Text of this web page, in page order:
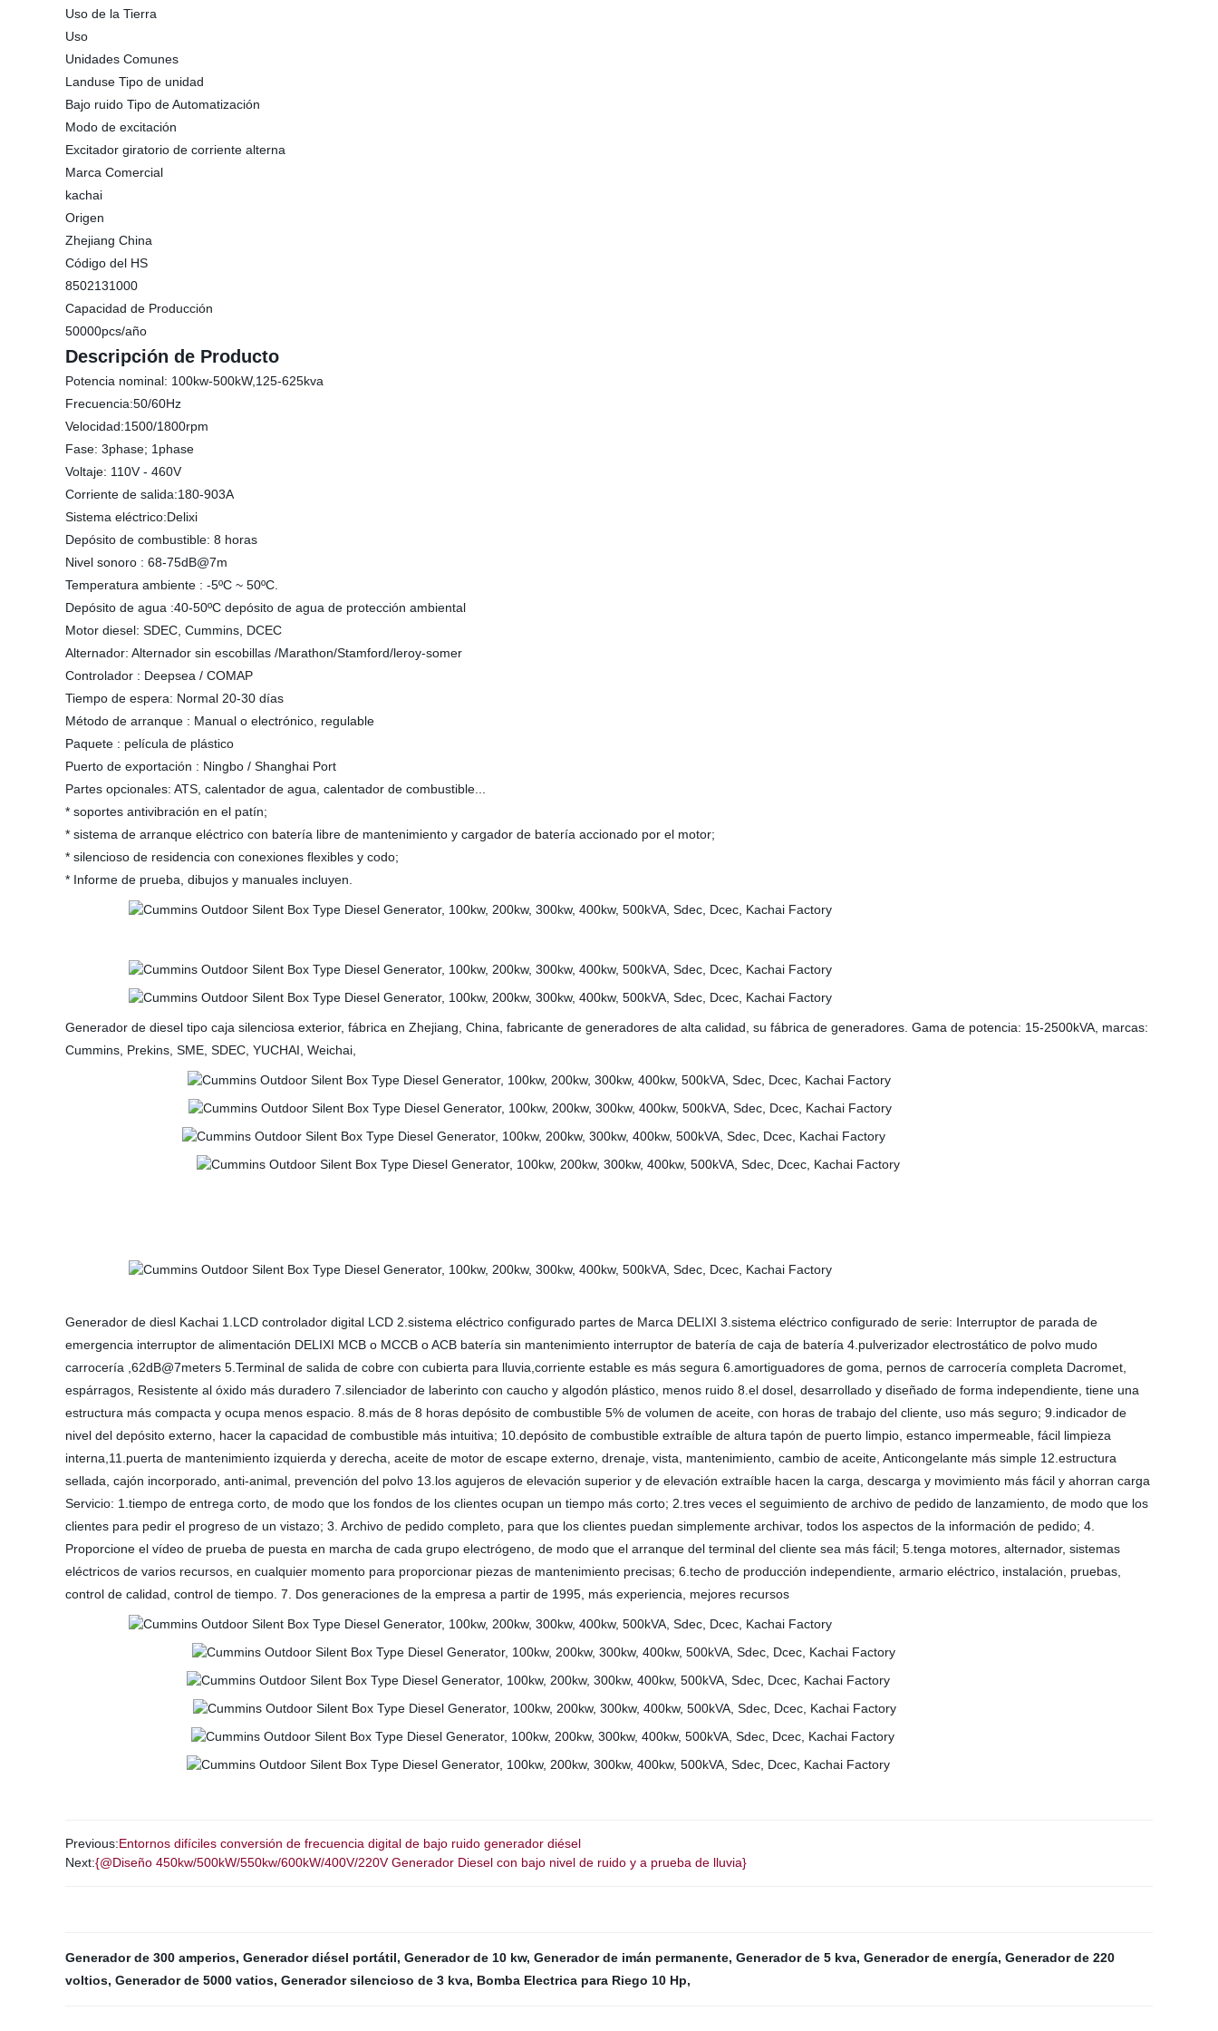
Uso de la Tierra
Uso
Unidades Comunes
Landuse Tipo de unidad
Bajo ruido Tipo de Automatización
Modo de excitación
Excitador giratorio de corriente alterna
Marca Comercial
kachai
Origen
Zhejiang China
Código del HS
8502131000
Capacidad de Producción
50000pcs/año
Descripción de Producto
Potencia nominal: 100kw-500kW,125-625kva
Frecuencia:50/60Hz
Velocidad:1500/1800rpm
Fase: 3phase; 1phase
Voltaje: 110V - 460V
Corriente de salida:180-903A
Sistema eléctrico:Delixi
Depósito de combustible: 8 horas
Nivel sonoro : 68-75dB@7m
Temperatura ambiente : -5ºC ~ 50ºC.
Depósito de agua :40-50ºC depósito de agua de protección ambiental
Motor diesel: SDEC, Cummins, DCEC
Alternador: Alternador sin escobillas /Marathon/Stamford/leroy-somer
Controlador : Deepsea / COMAP
Tiempo de espera: Normal 20-30 días
Método de arranque : Manual o electrónico, regulable
Paquete : película de plástico
Puerto de exportación : Ningbo / Shanghai Port
Partes opcionales: ATS, calentador de agua, calentador de combustible...
* soportes antivibración en el patín;
* sistema de arranque eléctrico con batería libre de mantenimiento y cargador de batería accionado por el motor;
* silencioso de residencia con conexiones flexibles y codo;
* Informe de prueba, dibujos y manuales incluyen.
Generador de diesel tipo caja silenciosa exterior, fábrica en Zhejiang, China, fabricante de generadores de alta calidad, su fábrica de generadores. Gama de potencia: 15-2500kVA, marcas:
Cummins, Prekins, SME, SDEC, YUCHAI, Weichai,
Generador de diesl Kachai 1.LCD controlador digital LCD 2.sistema eléctrico configurado partes de Marca DELIXI 3.sistema eléctrico configurado de serie: Interruptor de parada de
emergencia interruptor de alimentación DELIXI MCB o MCCB o ACB batería sin mantenimiento interruptor de batería de caja de batería 4.pulverizador electrostático de polvo mudo
carrocería ,62dB@7meters 5.Terminal de salida de cobre con cubierta para lluvia,corriente estable es más segura 6.amortiguadores de goma, pernos de carrocería completa Dacromet,
espárragos, Resistente al óxido más duradero 7.silenciador de laberinto con caucho y algodón plástico, menos ruido 8.el dosel, desarrollado y diseñado de forma independiente, tiene una
estructura más compacta y ocupa menos espacio. 8.más de 8 horas depósito de combustible 5% de volumen de aceite, con horas de trabajo del cliente, uso más seguro; 9.indicador de
nivel del depósito externo, hacer la capacidad de combustible más intuitiva; 10.depósito de combustible extraíble de altura tapón de puerto limpio, estanco impermeable, fácil limpieza
interna,11.puerta de mantenimiento izquierda y derecha, aceite de motor de escape externo, drenaje, vista, mantenimiento, cambio de aceite, Anticongelante más simple 12.estructura
sellada, cajón incorporado, anti-animal, prevención del polvo 13.los agujeros de elevación superior y de elevación extraíble hacen la carga, descarga y movimiento más fácil y ahorran carga
Servicio: 1.tiempo de entrega corto, de modo que los fondos de los clientes ocupan un tiempo más corto; 2.tres veces el seguimiento de archivo de pedido de lanzamiento, de modo que los
clientes para pedir el progreso de un vistazo; 3. Archivo de pedido completo, para que los clientes puedan simplemente archivar, todos los aspectos de la información de pedido; 4.
Proporcione el vídeo de prueba de puesta en marcha de cada grupo electrógeno, de modo que el arranque del terminal del cliente sea más fácil; 5.tenga motores, alternador, sistemas
eléctricos de varios recursos, en cualquier momento para proporcionar piezas de mantenimiento precisas; 6.techo de producción independiente, armario eléctrico, instalación, pruebas,
control de calidad, control de tiempo. 7. Dos generaciones de la empresa a partir de 1995, más experiencia, mejores recursos
Previous:Entornos difíciles conversión de frecuencia digital de bajo ruido generador diésel
Next:{@Diseño 450kw/500kW/550kw/600kW/400V/220V Generador Diesel con bajo nivel de ruido y a prueba de lluvia}
Generador de 300 amperios, Generador diésel portátil, Generador de 10 kw, Generador de imán permanente, Generador de 5 kva, Generador de energía, Generador de 220
voltios, Generador de 5000 vatios, Generador silencioso de 3 kva, Bomba Electrica para Riego 10 Hp,